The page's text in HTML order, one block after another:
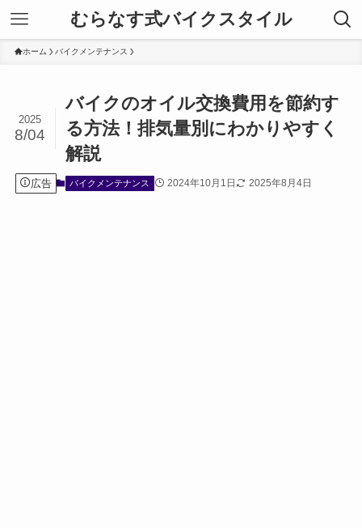
むらなす式バイクスタイル
ホーム バイクメンテナンス
バイクのオイル交換費用を節約す
る方法！排気量別にわかりやすく
解説
2025
8/04
広告 バイクメンテナンス 2024年10月1日 2025年8月4日